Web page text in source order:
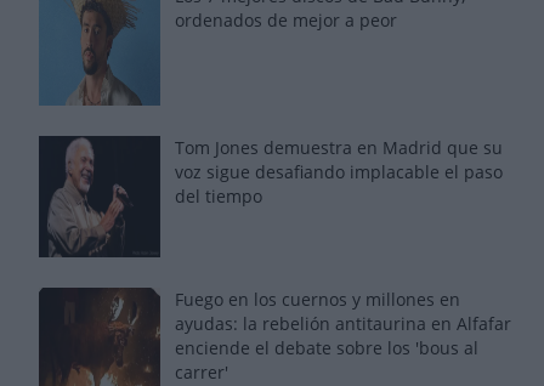
ordenados de mejor a peor
Tom Jones demuestra en Madrid que su
voz sigue desafiando implacable el paso
del tiempo
Fuego en los cuernos y millones en
ayudas: la rebelión antitaurina en Alfafar
enciende el debate sobre los 'bous al
carrer'